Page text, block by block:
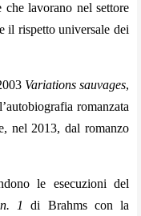
che lavorano nel settore
il rispetto universale dei
Variations sauvages,
romanzata
nel 2013, dal romanzo
le esecuzioni del
n. 1di Brahms con la